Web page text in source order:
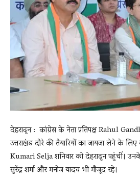
LIVE
देहरादून : कांग्रेस के नेता प्रतिपक्ष Rahul
उत्तराखंड दौरे की तैयारियों का जायजा लेने के लिए
Kumari Selja शनिवार को देहरादून पहुंचीं।
सुरेंद्र शर्मा और मनोज यादव भी मौजूद रहे।